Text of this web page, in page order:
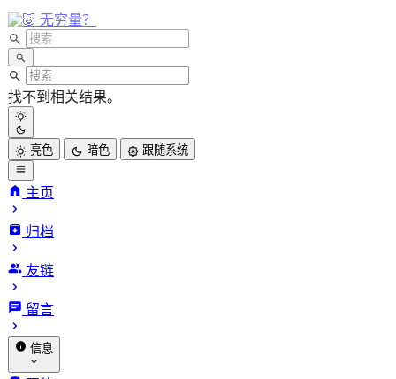
无穷量？
找不到相关结果。
亮色 暗色 跟随系统
主页
归档
友链
留言
信息